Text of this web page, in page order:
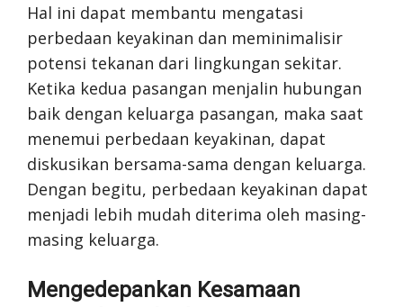
Hal ini dapat membantu mengatasi
perbedaan keyakinan dan meminimalisir
potensi tekanan dari lingkungan sekitar.
Ketika kedua pasangan menjalin hubungan
baik dengan keluarga pasangan, maka saat
menemui perbedaan keyakinan, dapat
diskusikan bersama-sama dengan keluarga.
Dengan begitu, perbedaan keyakinan dapat
menjadi lebih mudah diterima oleh masing-
masing keluarga.
Mengedepankan Kesamaan